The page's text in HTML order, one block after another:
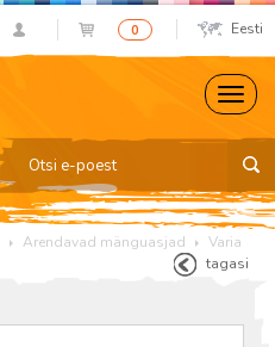
0 Eesti
Arendavad mänguasjad
Varia
tagasi